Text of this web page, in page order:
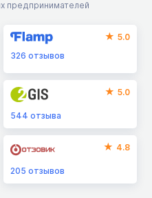
предпринимателей
5.0
326отзывов
5.0
544отзыва
4.8
205отзывов